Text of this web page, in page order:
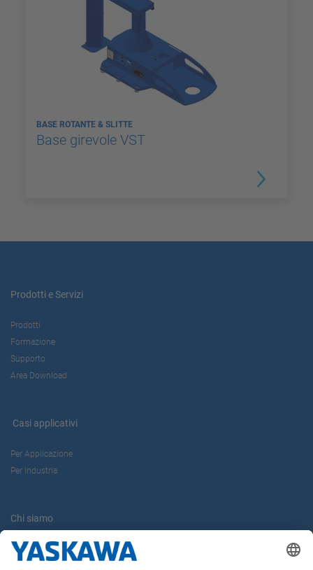
BASE ROTANTE & SLITTE
Base girevole VST
Prodotti e Servizi
Prodotti
Formazione
Supporto
Area Download
Casi applicativi
Per Applicazione
Per Industria
Chi siamo
Yaskawa Europe Gmbh